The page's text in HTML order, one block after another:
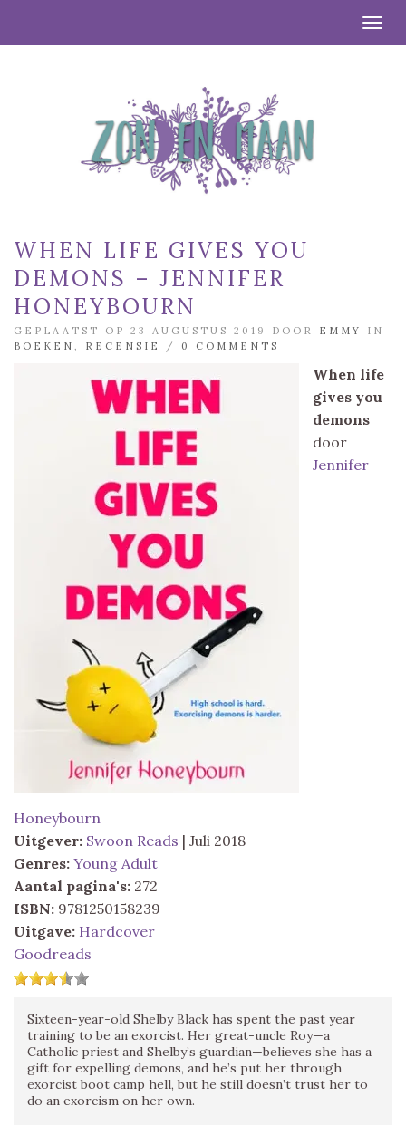
WHEN LIFE GIVES YOU
DEMONS – JENNIFER
HONEYBOURN
GEPLAATST OP 23 AUGUSTUS 2019 DOOR EMMY
IN
BOEKEN
RECENSIE / 0 COMMENTS
When life
gives you
demons
door
Jennifer
Honeybourn
Uitgever: Swoon Reads | Juli 2018
Genres: Young Adult
Aantal pagina's: 272
ISBN: 9781250158239
Uitgave: Hardcover
Goodreads
Sixteen-year-old Shelby Black has spent the past year
training to be an exorcist. Her great-uncle Roy—a
Catholic priest and Shelby’s guardian—believes she has a
gift for expelling demons, and he’s put her through
exorcist boot camp hell, but he still doesn’t trust her to
do an exorcism on her own.